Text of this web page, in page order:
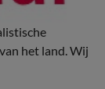
het land. Wij